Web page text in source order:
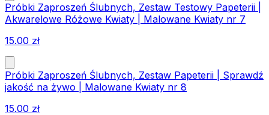
Próbki Zaproszeń Ślubnych, Zestaw Testowy Papeterii |
Akwarelowe Różowe Kwiaty | Malowane Kwiaty nr 7
15.00 zł
Próbki Zaproszeń Ślubnych, Zestaw Papeterii | Sprawdź
jakość na żywo | Malowane Kwiaty nr 8
15.00 zł